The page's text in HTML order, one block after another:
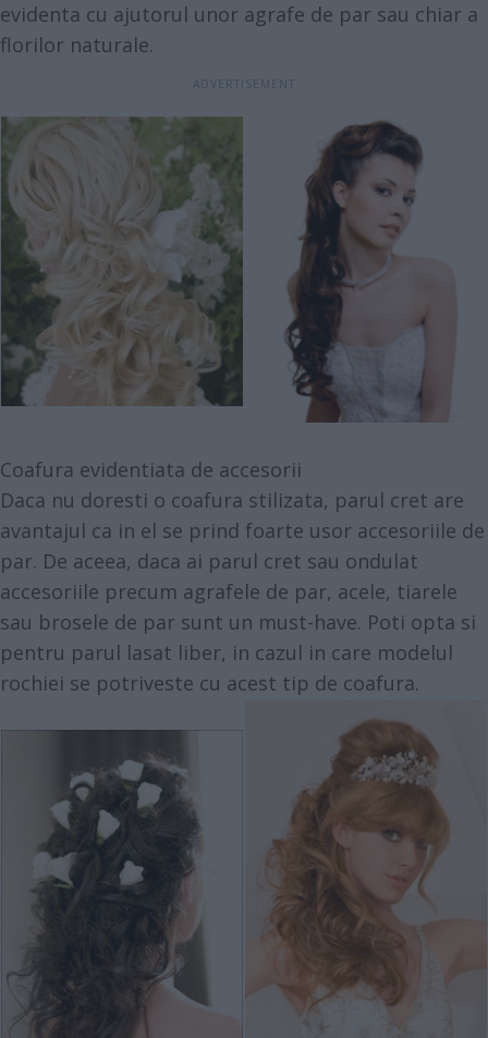
evidenta cu ajutorul unor agrafe de par sau chiar a
florilor naturale.
Coafura evidentiata de accesorii
Daca nu doresti o coafura stilizata, parul cret are
avantajul ca in el se prind foarte usor accesoriile de
par. De aceea, daca ai parul cret sau ondulat
accesoriile precum agrafele de par, acele, tiarele
sau brosele de par sunt un must-have. Poti opta si
pentru parul lasat liber, in cazul in care modelul
rochiei se potriveste cu acest tip de coafura.